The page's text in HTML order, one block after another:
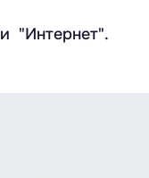
"Интернет".